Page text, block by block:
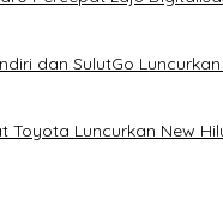
dan SulutGo
Toyota Luncurkan New